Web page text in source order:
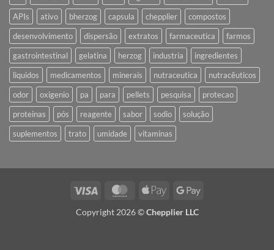
APIs
ativo bherzog capsula chepplier
compostos
desenvolvimento
dispersão extratos farmaceutica
farmos
gastrointestinal
gelatina herzog industria
ingredientes
liquidos
medicamentos minerais nutraceutica
nutracêuticos
odor
oxigenio pa para pellets pesquisa
protecao
proteinas
pós reagente sabor sodio
solução
suplementos
trato umidade vitaminas
Visa MasterCardApple
Google
Copyright 2026 ©Chepplier LLC